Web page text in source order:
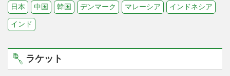
日本
中国 韓国 デンマーク マレーシア インドネシア
インド
ラケット